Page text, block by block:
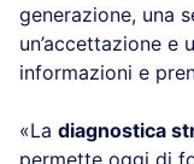
generazione, una
un’accettazione e
informazioni e
«La diagnostica
permette oggi di